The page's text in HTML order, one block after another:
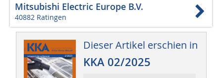
Mitsubishi Electric Europe B.V.
40882 Ratingen
Dieser Artikel erschien in
KKA 02/2025